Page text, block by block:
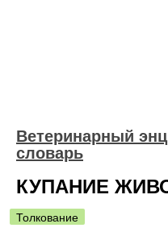
Ветеринарный
словарь
КУПАНИЕ
Толкование